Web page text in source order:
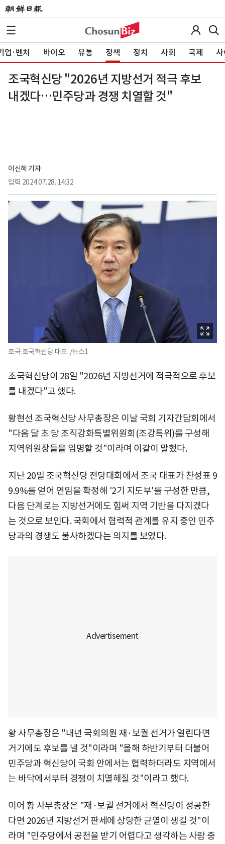
업·벤처 바이오 유통 정책 정치 사회 국제 사
조국혁신당 "2026년 지방선거 적극 후보
내겠다…민주당과 경쟁 치열할 것"
이신혜 기자
입력 2024.07.28. 14:32
조국 조국혁신당 대표. /뉴스1
조국혁신당이 28일 "2026년 지방선거에 적극적으로 후보
를 내겠다"고 했다.
황현선 조국혁신당 사무총장은 이날 국회 기자간담회에서
"다음 달 초 당 조직강화특별위원회(조강특위)를 구성해
지역위원장들을 임명할 것"이라며 이같이 말했다.
지난 20일 조국혁신당 전당대회에서 조국 대표가 찬성표 9
9.9%를 얻어 연임을 확정해 '2기 지도부'를 구성한 만큼,
다음 단계로는 지방선거에도 힘써 지역 기반을 다지겠다
는 것으로 보인다. 국회에서 협력적 관계를 유지 중인 민주
당과의 경쟁도 불사하겠다는 의지를 보였다.
황 사무총장은 "내년 국회의원 재·보궐 선거가 열린다면
거기에도 후보를 낼 것"이라며 "올해 하반기부터 더불어
민주당과 혁신당이 국회 안에서는 협력하더라도 지역에서
는 바닥에서부터 경쟁이 치열해질 것"이라고 했다.
이어 황 사무총장은 "재·보궐 선거에서 혁신당이 성공한
다면 2026년 지방선거 판세에 상당한 균열이 생길 것"이
라며 "민주당에서 공천을 받기 어렵다고 생각하는 사람 중